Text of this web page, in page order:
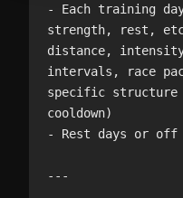
- Each training
strength, rest,
distance,
intervals, race
specific structure
cooldown)
- Rest days or off
---